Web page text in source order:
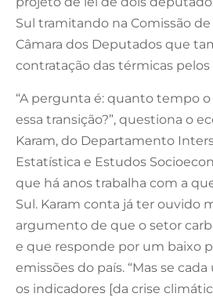
Sul tramitando na Comissão
Câmara dos Deputados que
contratação das térmicas pelos
“A pergunta é: quanto tempo
essa transição?”, questiona o
Karam, do Departamento
Estatística e Estudos
que há anos trabalha com a
Sul. Karam conta já ter ouvido
argumento de que o setor
e que responde por um baixo
emissões do país. “Mas se
os indicadores [da crise